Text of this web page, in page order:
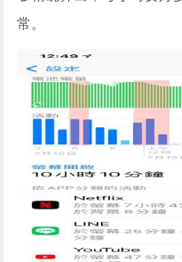
常。